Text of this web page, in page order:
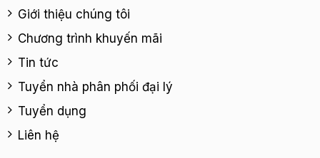
Giới thiệu chúng tôi
Chương trình khuyến mãi
Tin tức
Tuyển nhà phân phối đại lý
Tuyển dụng
Liên hệ